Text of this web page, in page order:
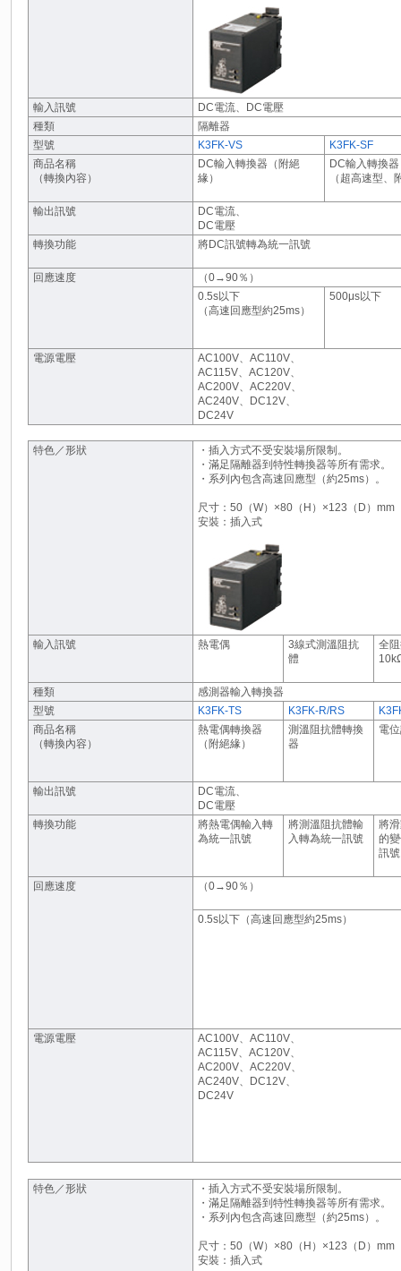
輸入訊號
DC電流、DC電壓
種類
隔離器
型號
K3FK-VS
K3FK-SF
商品名稱
（轉換內容）
DC輸入轉換器（附絕
緣）
DC輸入轉換器
（超高速型、
輸出訊號
DC電流、
DC電壓
轉換功能
將DC訊號轉為統一訊號
回應速度
（0→90％）
0.5s以下
（高速回應型約25ms）
500μs以下
電源電壓
AC100V、AC110V、
AC115V、AC120V、
AC200V、AC220V、
AC240V、DC12V、
DC24V
特色／形狀
・插入方式不受安裝場所限制。
・滿足隔離器到特性轉換器等所有需求。
・系列內包含高速回應型（約25ms）。
尺寸：50（W）×80（H）×123（D）mm
安裝：插入式
輸入訊號 熱電偶
3線式測溫阻抗
體
全
種類
感測器輸入轉換器
型號
K3FK-TS K3FK-R/RS
商品名稱
（轉換內容）
熱電偶轉換器
（附絕緣）
測溫阻抗體轉換
器
電
輸出訊號
DC電流、
DC電壓
轉換功能
將熱電偶輸入轉
為統一訊號
將測溫阻抗體輸
入轉為統一訊號
將
的
訊號
回應速度 （0→90％）
0.5s以下（高速回應型約25ms）
電源電壓
AC100V、AC110V、
AC115V、AC120V、
AC200V、AC220V、
AC240V、DC12V、
DC24V
特色／形狀
・插入方式不受安裝場所限制。
・滿足隔離器到特性轉換器等所有需求。
・系列內包含高速回應型（約25ms）。
尺寸：50（W）×80（H）×123（D）mm
安裝：插入式